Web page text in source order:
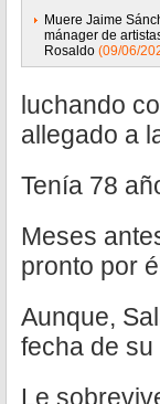
Muere Jaime
mánager de
Rosaldo (09/06/
luchando
allegado a
Tenía 78
Meses
pronto por
Aunque,
fecha de
Le